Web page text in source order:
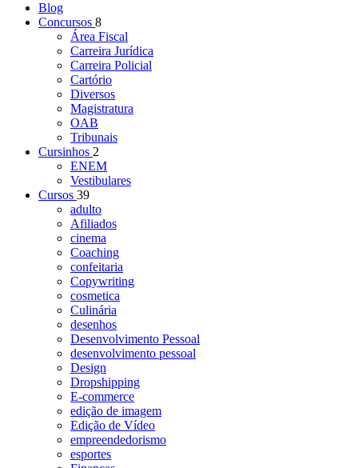
Blog
Concursos 8
Área Fiscal
Carreira Jurídica
Carreira Policial
Cartório
Diversos
Magistratura
OAB
Tribunais
Cursinhos 2
ENEM
Vestibulares
Cursos 39
adulto
Afiliados
cinema
Coaching
confeitaria
Copywriting
cosmetica
Culinária
desenhos
Desenvolvimento Pessoal
desenvolvimento pessoal
Design
Dropshipping
E-commerce
edição de imagem
Edição de Vídeo
empreendedorismo
esportes